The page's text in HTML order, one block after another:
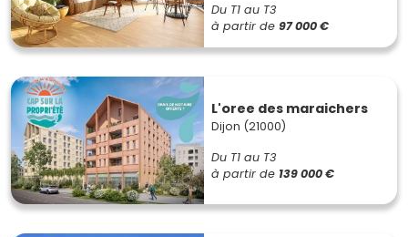
Du T1 au T3
à partir de 97 000 €
L'oree des maraichers
Dijon (21000)
Du T1 au T3
à partir de 139 000 €